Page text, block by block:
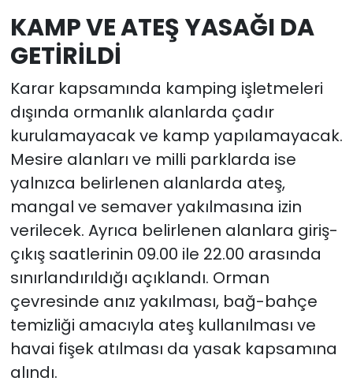
KAMP VE ATEŞ YASAĞI DA
GETİRİLDİ
Karar kapsamında kamping işletmeleri
dışında ormanlık alanlarda çadır
kurulamayacak ve kamp yapılamayacak.
Mesire alanları ve milli parklarda ise
yalnızca belirlenen alanlarda ateş,
mangal ve semaver yakılmasına izin
verilecek. Ayrıca belirlenen alanlara giriş-
çıkış saatlerinin 09.00 ile 22.00 arasında
sınırlandırıldığı açıklandı. Orman
çevresinde anız yakılması, bağ-bahçe
temizliği amacıyla ateş kullanılması ve
havai fişek atılması da yasak kapsamına
alındı.